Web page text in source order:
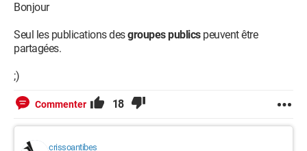
Bonjour
Seul les publications desgroupes publicspeuvent être
partagées.
;)
Commenter 18
crissoantibes